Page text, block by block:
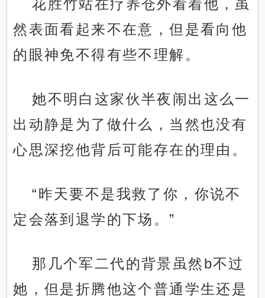
花胜竹站在疗养仓外看着他，虽
然表面看起来不在意，但是看向他
的眼神免不得有些不理解。
她不明白这家伙半夜闹出这么一
出动静是为了做什么，当然也没有
心思深挖他背后可能存在的理由。
“昨天要不是我救了你，你说不
定会落到退学的下场。”
那几个军二代的背景虽然b不过
她，但是折腾他这个普通学生还是